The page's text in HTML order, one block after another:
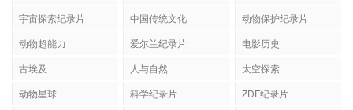
宇宙探索纪录片
中国传统文化
动物保护纪录片
动物超能力
爱尔兰纪录片
电影历史
古埃及
人与自然
太空探索
动物星球
科学纪录片
ZDF纪录片